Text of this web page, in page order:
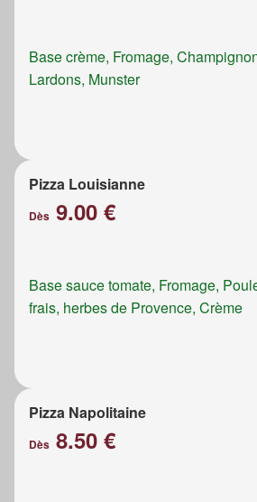
Base crème, Fromage,
Lardons, Munster
Pizza Louisianne
Dès 9.00 €
Base sauce tomate, Fromage,
frais, herbes de Provence, Crème
Pizza Napolitaine
Dès 8.50 €